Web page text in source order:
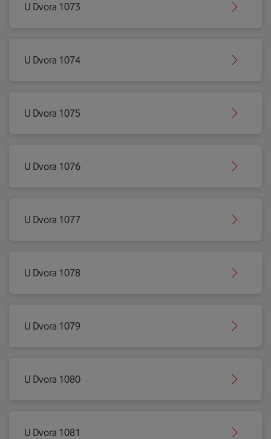
U Dvora 1073
U Dvora 1074
U Dvora 1075
U Dvora 1076
U Dvora 1077
U Dvora 1078
U Dvora 1079
U Dvora 1080
U Dvora 1081